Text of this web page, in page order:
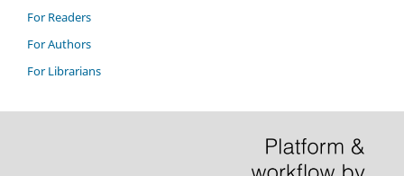
For Readers
For Authors
For Librarians